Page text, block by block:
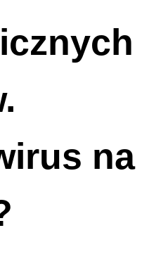
na